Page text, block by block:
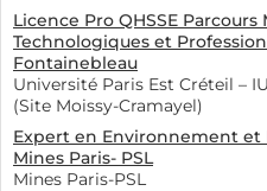
Licence Pro QHSSE
Technologiques et
Fontainebleau
Université Paris Est Créteil –
(Site Moissy-Cramayel)
Expert en Environnement
Mines Paris- PSL
Mines Paris-PSL